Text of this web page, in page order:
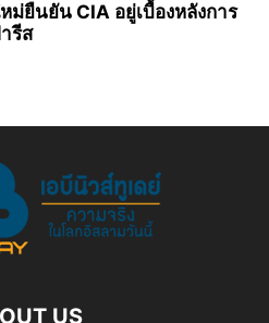
ม่ยืนยัน CIA อยู่เบื้องหลังการ
รีส
US